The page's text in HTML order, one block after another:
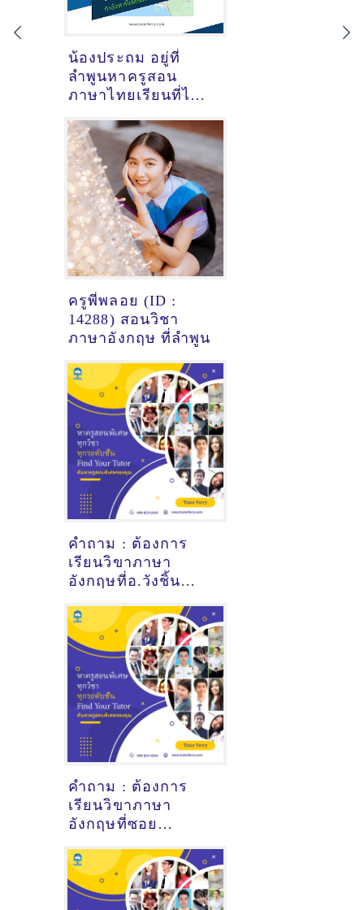
น้องประถม อยู่ที่
ลำพูนหาครูสอน
ภาษาไทยเรียนที่ไหน
ครูพี่พลอย (ID :
14288) สอนวิชา
ภาษาอังกฤษ ที่ลำพูน
คำถาม : ต้องการ
เรียนวิขาภาษา
อังกฤษที่อ.วังชิ้น
สอนพิเศษที่นี่
คำถาม : ต้องการ
เรียนวิขาภาษา
อังกฤษที่ซอย
ประจวบคีรีขันธ์ - ดู
คำแนะนำครูสอน
พิเศษที่นี่